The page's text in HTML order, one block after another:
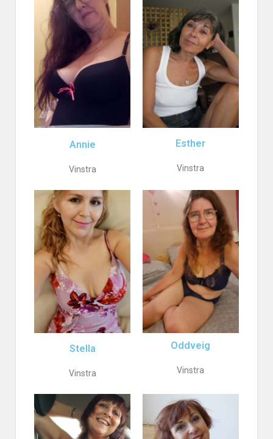
Annie
Vinstra
Esther
Vinstra
Stella
Vinstra
Oddveig
Vinstra